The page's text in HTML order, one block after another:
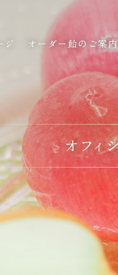
オーダー飴のご案内
ジ オーダー飴のご案内